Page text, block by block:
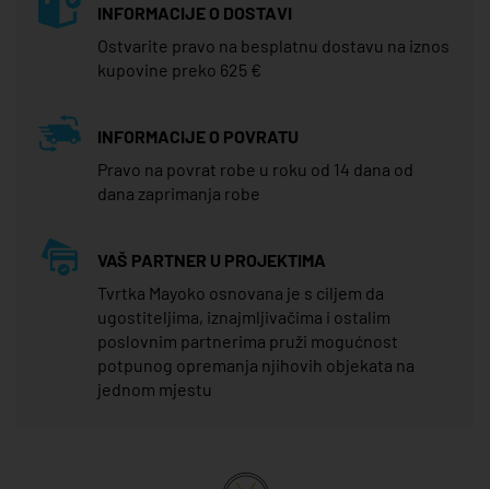
INFORMACIJE O DOSTAVI
Ostvarite pravo na besplatnu dostavu na iznos
kupovine preko 625 €
INFORMACIJE O POVRATU
Pravo na povrat robe u roku od 14 dana od
dana zaprimanja robe
VAŠ PARTNER U PROJEKTIMA
Tvrtka Mayoko osnovana je s ciljem da
ugostiteljima, iznajmljivačima i ostalim
poslovnim partnerima pruži mogućnost
potpunog opremanja njihovih objekata na
jednom mjestu